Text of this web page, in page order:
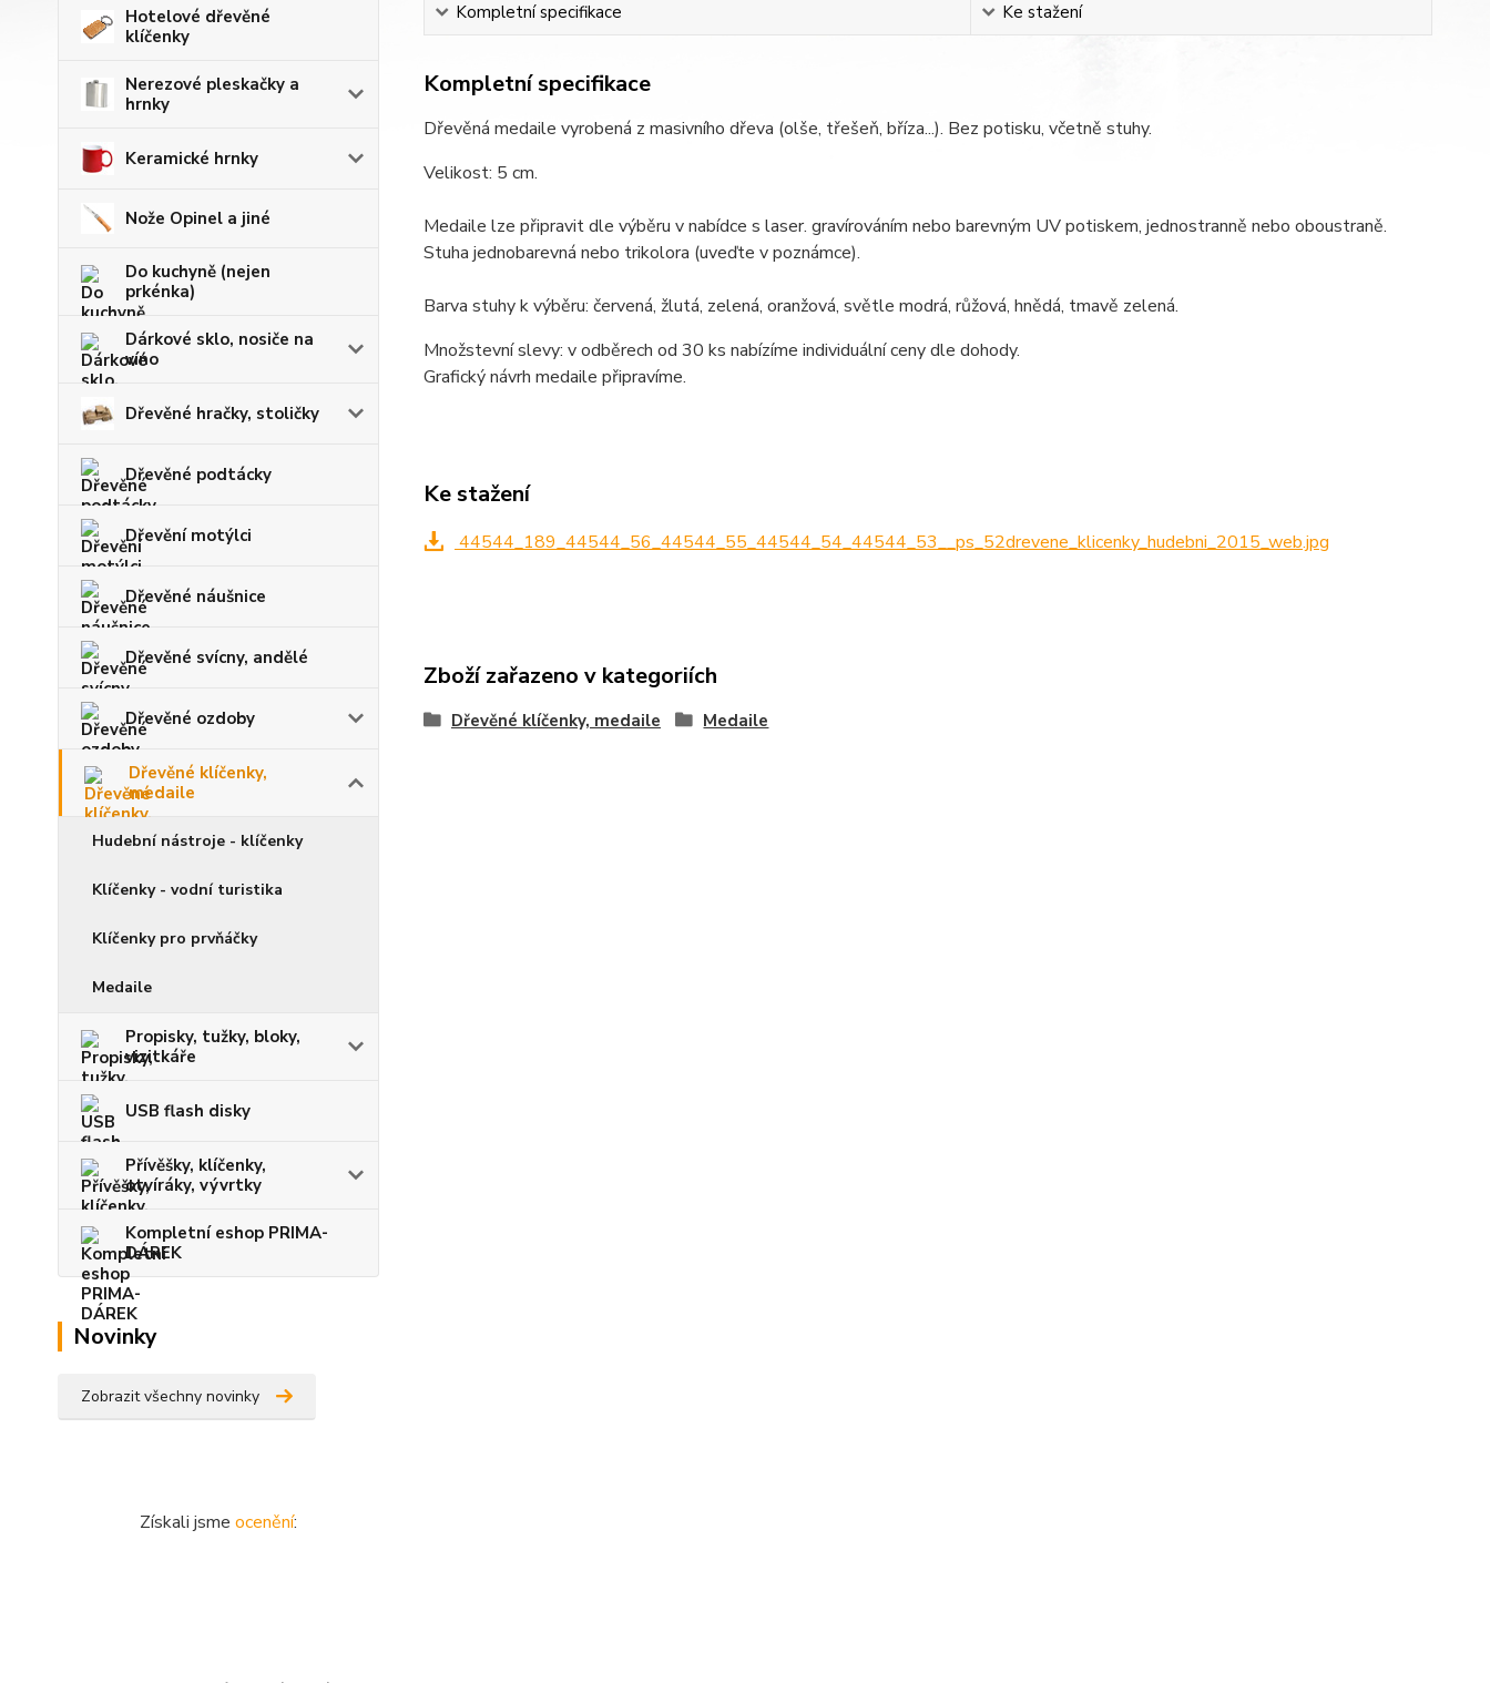
Hotelové dřevěné
klíčenky
Nerezové pleskačky a
hrnky
Keramické hrnky
Nože Opinel a jiné
Do kuchyně (nejen
prkénka)
Dárkové sklo, nosiče na
víno
Dřevěné hračky, stoličky
Dřevěné podtácky
Dřevění motýlci
Dřevěné náušnice
Dřevěné svícny, andělé
Dřevěné ozdoby
Dřevěné klíčenky,
medaile
Hudební nástroje - klíčenky
Klíčenky - vodní turistika
Klíčenky pro prvňáčky
Medaile
Propisky, tužky, bloky,
vizitkáře
USB flash disky
Přívěšky, klíčenky,
otvíráky, vývrtky
Kompletní eshop PRIMA-
DÁREK
Novinky
Zobrazit všechny novinky
Získali jsme ocenění:
Kompletní specifikace Ke stažení
Kompletní specifikace
Dřevěná medaile vyrobená z masivního dřeva (olše, třešeň, bříza...). Bez potisku, včetně stuhy.
Velikost: 5 cm.
Medaile lze připravit dle výběru v nabídce s laser. gravírováním nebo barevným UV potiskem, jednostranně nebo oboustraně.
Stuha jednobarevná nebo trikolora (uveďte v poznámce).
Barva stuhy k výběru: červená, žlutá, zelená, oranžová, světle modrá, růžová, hnědá, tmavě zelená.
Množstevní slevy: v odběrech od 30 ks nabízíme individuální ceny dle dohody.
Grafický návrh medaile připravíme.
Ke stažení
44544_189_44544_56_44544_55_44544_54_44544_53__ps_52drevene_klicenky_hudebni_2015_web.jpg
Zboží zařazeno v kategoriích
Dřevěné klíčenky, medaile Medaile